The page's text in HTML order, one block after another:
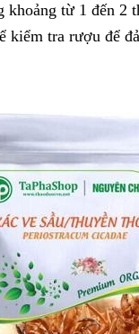
từ 1 đến 2
kiểm tra rượu để